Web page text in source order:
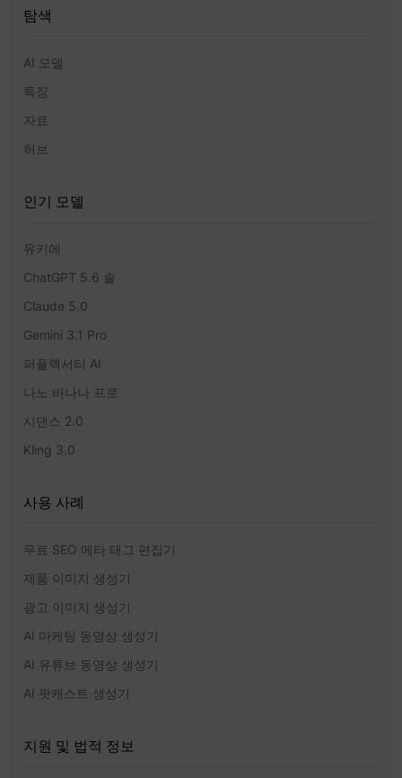
탐색
AI 모델
특징
자료
허브
인기 모델
유키에
ChatGPT 5.6 솔
Claude 5.0
Gemini 3.1 Pro
퍼플렉서티 AI
나노 바나나 프로
시댄스 2.0
Kling 3.0
사용 사례
무료 SEO 메타 태그 편집기
제품 이미지 생성기
광고 이미지 생성기
AI 마케팅 동영상 생성기
AI 유튜브 동영상 생성기
AI 팟캐스트 생성기
지원 및 법적 정보